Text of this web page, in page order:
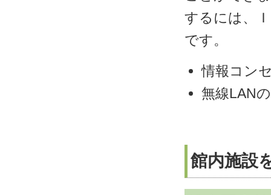
するには、
です。
情報コン
無線LAN
館内施設